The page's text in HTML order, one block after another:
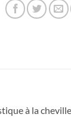
à la